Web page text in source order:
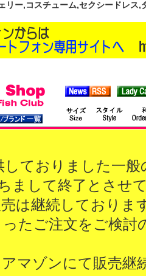
リー,コスチューム,セクシードレス
しておりました一
まして終了とさせ
は継続しておりま
たご注文をご検討
マゾンにて販売継